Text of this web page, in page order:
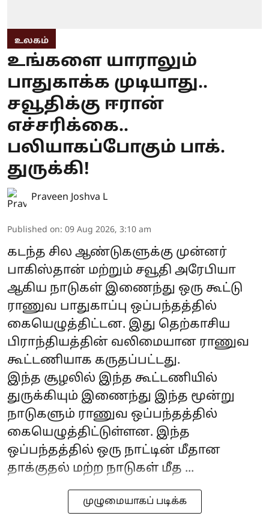
உலகம்
உங்களை யாராலும்
பாதுகாக்க முடியாது..
சவூதிக்கு ஈரான்
எச்சரிக்கை..
பலியாகப்போகும் பாக்.
துருக்கி!
Praveen Joshva L
Published on: 09 Aug 2026, 3:10 am
கடந்த சில ஆண்டுகளுக்கு முன்னர்
பாகிஸ்தான் மற்றும் சவூதி அரேபியா
ஆகிய நாடுகள் இணைந்து ஒரு கூட்டு
ராணுவ பாதுகாப்பு ஒப்பந்தத்தில்
கையெழுத்திட்டன. இது தெற்காசிய
பிராந்தியத்தின் வலிமையான ராணுவ
கூட்டணியாக கருதப்பட்டது.
இந்த சூழலில் இந்த கூட்டணியில்
துருக்கியும் இணைந்து இந்த மூன்று
நாடுகளும் ராணுவ ஒப்பந்தத்தில்
கையெழுத்திட்டுள்ளன. இந்த
ஒப்பந்தத்தில் ஒரு நாட்டின் மீதான
தாக்குதல் மற்ற நாடுகள் மீத ...
முழுமையாகப் படிக்க